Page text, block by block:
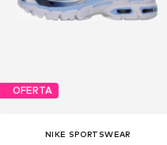
OFERTA
NIKE SPORTSWEAR